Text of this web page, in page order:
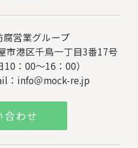
腐営業グループ
港区千鳥一丁目3番17号
：00～16：00）
： info＠mock-re.jp
合わせ